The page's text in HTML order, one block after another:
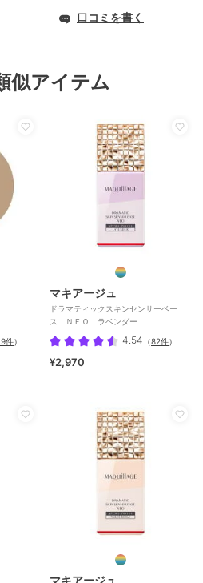
口コミを書く
似アイテム
件）
マキアージュ
ドラマティックスキンセンサーベー
ス ＮＥＯ ラベンダー
4.54 （82件）
¥2,970